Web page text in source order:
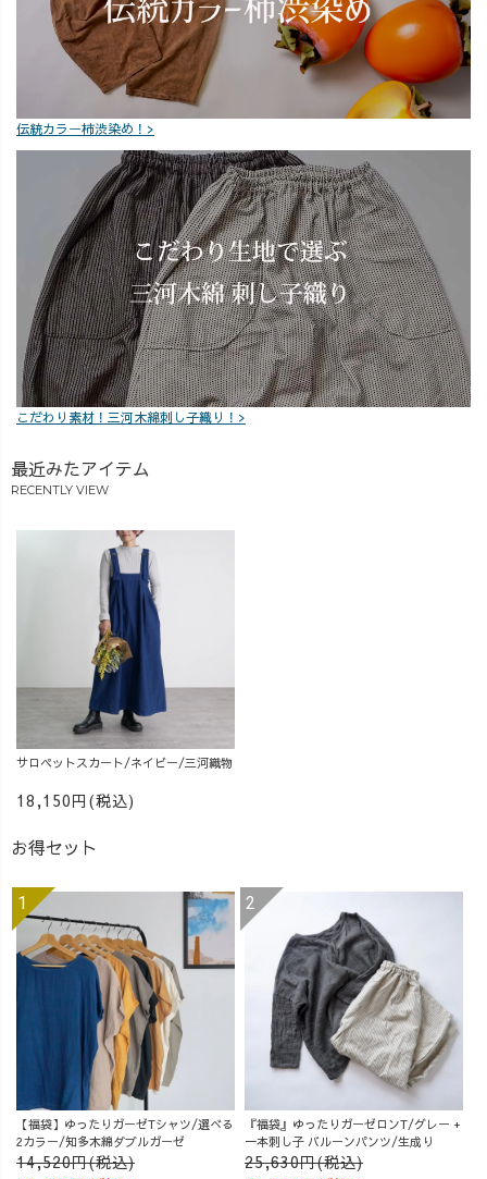
ほしい」などな
ど、いろんな方
のサイズに対応
できるんじゃな
いかな？と妄想
中🤔🌿 お客様か
らの「こんなの
がほしい」に1つ
1つお答えできる
ように、がんば
ります👍🔥
#UZUiRO #サロ
ペットスカート
#サロペットコー
デ #誕生日プレ
ゼント #たんぷ
れ #7歳女の子 #
お誕生日おめで
ーデ
レゼントに、
「黒のサロペッ
トスカートを作
って〜！！」 と
希望されている
ィングして出産
前に早いとこ陣
痛来る前に仕上
げないと🤣🤣💦
笑 #UZUiRO #
臨月妊婦 #ワー
ママコーデ #ワ
ーママの日常 #4
人目妊娠 #柿渋
#サロペットスカ
ート #妊婦コー
デ #西尾の抹茶
ラック"です♪や
はり、みなさん
使いやすさ・合
わせやすさ重視
なんだろうなと
music : bgmer
伝統カラー柿渋染め！>
こだわり素材！三河木綿刺し子織り！>
最近みたアイテム
RECENTLY VIEW
サロペットスカート/ネイビー/三河織物
18,150円(税込)
お得セット
【福袋】ゆったりガーゼTシャツ/選べる
2カラー/知多木綿ダブルガーゼ
14,520円(税込)
『福袋』ゆったりガーゼロンT/グレー +
一本刺し子 バルーンパンツ/生成り
25,630円(税込)